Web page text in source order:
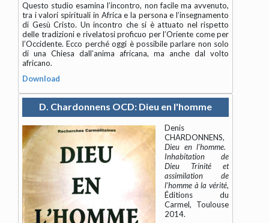
Questo studio esamina l’incontro, non facile ma avvenuto,
tra i valori spirituali in Africa e la persona e l’insegnamento
di Gesù Cristo. Un incontro che si è attuato nel rispetto
delle tradizioni e rivelatosi proficuo per l’Oriente come per
l’Occidente. Ecco perché oggi è possibile parlare non solo
di una Chiesa dall’anima africana, ma anche dal volto
africano.
Download
D. Chardonnens OCD: Dieu en l'homme
Denis
CHARDONNENS,
Dieu en l'homme.
Inhabitation de
Dieu Trinité et
assimilation de
l'homme à la vérité,
Éditions du
Carmel, Toulouse
2014.